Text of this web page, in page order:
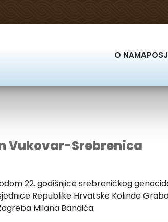
O NAMA
Vukovar-Srebrenica
22. godišnjice srebreničkog
Republike Hrvatske Kolinde
Milana Bandića.